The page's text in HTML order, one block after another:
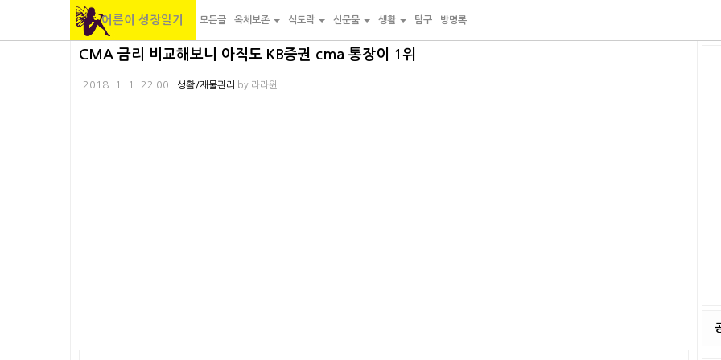
어른이 성장일기 모든글 옥체보존 식도락 신문물 생활 탐구 방명록
CMA 금리 비교해보니 아직도 KB증권 cma 통장이 1위
2018. 1. 1. 22:00 생활/재물관리 by 라라윈